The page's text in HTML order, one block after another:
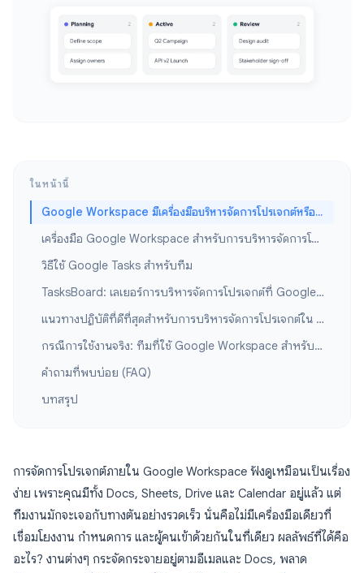
ในหน้านี้
Google Workspace มีเครื่องมือบริหารจัดการโปรเจกต์หรือไม่?
เครื่องมือ Google Workspace สำหรับการบริหารจัดการโปรเจกต์
วิธีใช้ Google Tasks สำหรับทีม
TasksBoard: เลเยอร์การบริหารจัดการโปรเจกต์ที่ Google Tasks ต้องการ
แนวทางปฏิบัติที่ดีที่สุดสำหรับการบริหารจัดการโปรเจกต์ใน Google Workspace
กรณีการใช้งานจริง: ทีมที่ใช้ Google Workspace สำหรับการบริหารจัดการโปรเจกต์
คำถามที่พบบ่อย (FAQ)
บทสรุป
การจัดการโปรเจกต์ภายใน Google Workspace ฟังดูเหมือนเป็นเรื่อง
ง่าย เพราะคุณมีทั้ง Docs, Sheets, Drive และ Calendar อยู่แล้ว แต่
ทีมงานมักจะเจอกับทางตันอย่างรวดเร็ว นั่นคือไม่มีเครื่องมือเดียวที่
เชื่อมโยงงาน กำหนดการ และผู้คนเข้าด้วยกันในที่เดียว ผลลัพธ์ที่ได้คือ
อะไร? งานต่างๆ กระจัดกระจายอยู่ตามอีเมลและ Docs, พลาด